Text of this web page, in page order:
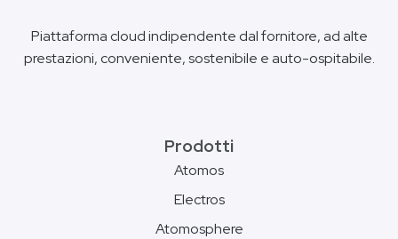
Piattaforma cloud indipendente dal fornitore, ad alte
prestazioni, conveniente, sostenibile e auto-ospitabile.
Prodotti
Atomos
Electros
Atomosphere